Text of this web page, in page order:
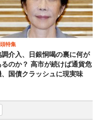
特集
調介入、日銀恫喝の裏に何が
るのか？ 高市が続けば通貨危
、国債クラッシュに現実味